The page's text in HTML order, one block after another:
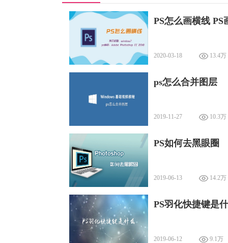
PS怎么画横线 PS
2020-03-18 13.4万
ps怎么合并图层
2019-11-27 10.3万
PS如何去黑眼圈
2019-06-13 14.2万
PS羽化快捷键是
2019-06-12 9.1万